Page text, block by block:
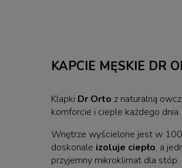
KAPCIE MĘSKIE DR
Klapki Dr Orto z naturalną
komforcie i cieple każdego dnia.
Wnętrze wyścielone jest w
doskonale izoluje ciepło, a
przyjemny mikroklimat dla stóp.